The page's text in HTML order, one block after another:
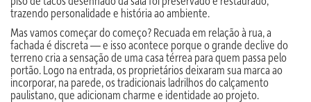
trazendo personalidade e história ao ambiente.
Mas vamos começar do começo? Recuada em relação à rua, a
fachada é discreta — e isso acontece porque o grande declive do
terreno cria a sensação de uma casa térrea para quem passa pelo
portão. Logo na entrada, os proprietários deixaram sua marca ao
incorporar, na parede, os tradicionais ladrilhos do calçamento
paulistano, que adicionam charme e identidade ao projeto.